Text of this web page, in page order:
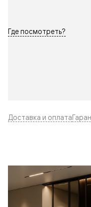
Где посмотреть?
Доставка и оплата